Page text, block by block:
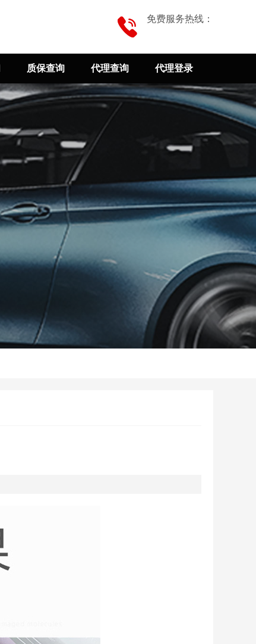
免费服务热线：
质保查询 代理查询 代理登录